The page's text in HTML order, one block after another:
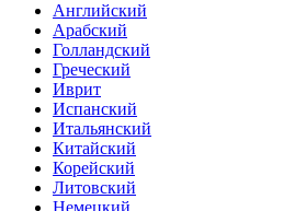
Английский
Арабский
Голландский
Греческий
Иврит
Испанский
Итальянский
Китайский
Корейский
Литовский
Немецкий